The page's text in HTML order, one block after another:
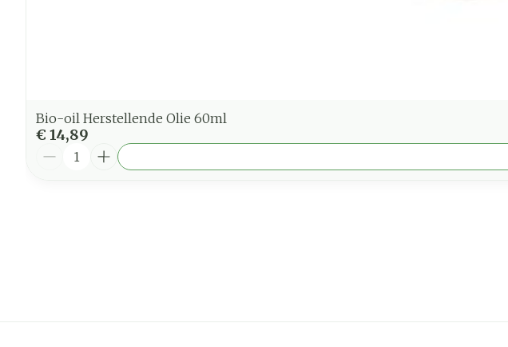
Bio-oil Herstellende Olie 60ml
€ 14,89
Aantal